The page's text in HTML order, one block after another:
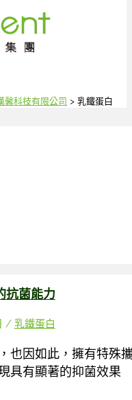
馨科技有限公司 乳鐵蛋白
菌能力
/ 乳鐵蛋白
也因如此，擁有特殊
具有顯著的抑菌效果